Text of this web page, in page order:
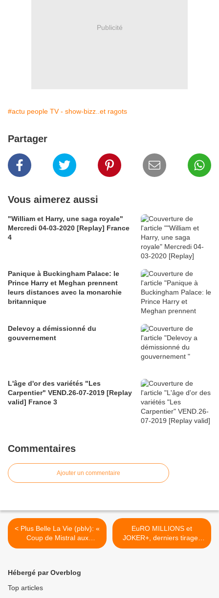
Publicité
#actu people TV - show-bizz..et ragots
Partager
Vous aimerez aussi
"William et Harry, une saga royale"
Mercredi 04-03-2020 [Replay] France
4
Panique à Buckingham Palace: le
Prince Harry et Meghan prennent
leurs distances avec la monarchie
britannique
Delevoy a démissionné du
gouvernement
L'âge d'or des variétés "Les
Carpentier" VEND.26-07-2019 [Replay
valid] France 3
Commentaires
Ajouter un commentaire
< Plus Belle La Vie (pblv): «
Coup de Mistral aux
Mureaux », un prime-time
EuRO MILLIONS et
JOKER+, derniers tirages
Vendredi 2 Décembre 2011.
Hébergé par Overblog
Top articles